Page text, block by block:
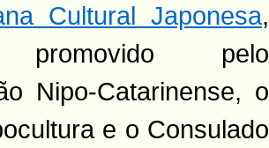
Cultural Japonesa,
promovido pelo
Nipo-Catarinense, o
e o Consulado